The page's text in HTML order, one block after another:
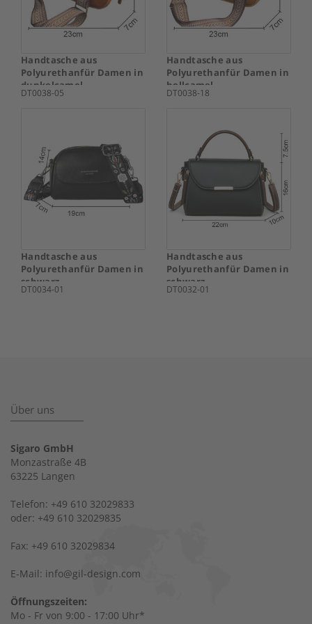
Handtasche aus
Polyurethanfür Damen in
dunkelcamel
DT0038-05
Handtasche aus
Polyurethanfür Damen in
hellcamel
DT0038-18
Handtasche aus
Polyurethanfür Damen in
schwarz
DT0034-01
Handtasche aus
Polyurethanfür Damen in
schwarz
DT0032-01
Über uns
Sigaro GmbH
Monzastraße 4B
63225 Langen
Telefon: +49 610 32029833
oder: +49 610 32029835
Fax: +49 610 32029834
E-Mail: info@gil-design.com
Öffnungszeiten:
Mo - Fr von 9:00 - 17:00 Uhr*